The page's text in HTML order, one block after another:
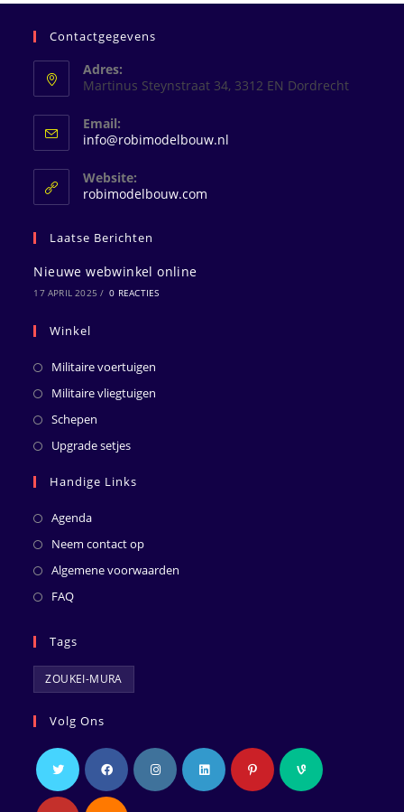
Contactgegevens
Adres:
Martinus Steynstraat 34, 3312 EN Dordrecht
Email:
info@robimodelbouw.nl
Website:
robimodelbouw.com
Laatse Berichten
Nieuwe webwinkel online
17 APRIL 2025 / 0 REACTIES
Winkel
Militaire voertuigen
Militaire vliegtuigen
Schepen
Upgrade setjes
Handige Links
Agenda
Neem contact op
Algemene voorwaarden
FAQ
Tags
ZOUKEI-MURA
Volg Ons
Opent Opent